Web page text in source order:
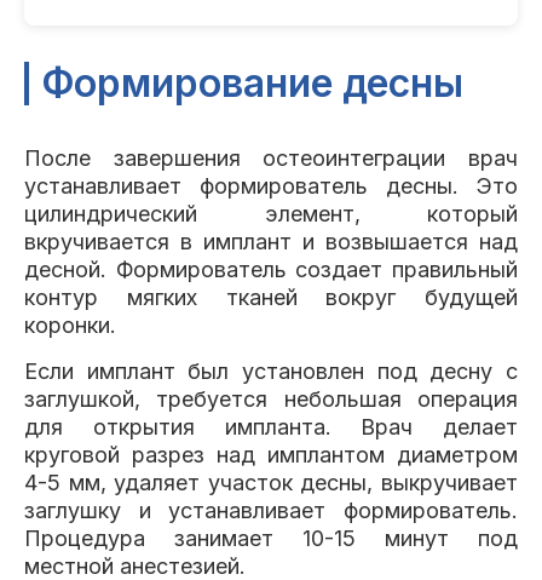
Формирование десны
После завершения остеоинтеграции врач
устанавливает формирователь десны. Это
цилиндрический элемент, который
вкручивается в имплант и возвышается над
десной. Формирователь создает правильный
контур мягких тканей вокруг будущей
коронки.
Если имплант был установлен под десну с
заглушкой, требуется небольшая операция
для открытия импланта. Врач делает
круговой разрез над имплантом диаметром
4-5 мм, удаляет участок десны, выкручивает
заглушку и устанавливает формирователь.
Процедура занимает 10-15 минут под
местной анестезией.